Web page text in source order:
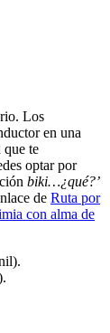
Los
en una
que te
optar por
biki…¿qué?’
de Ruta por
con alma de